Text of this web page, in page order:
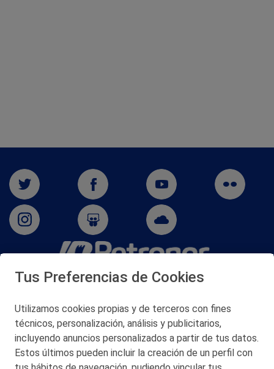
San Martín 5-Edificio Muñatones,
© 2026 Petronor S.A.
Tus Preferencias de Cookies
Utilizamos cookies propias y de terceros con fines
técnicos, personalización, análisis y publicitarios,
incluyendo anuncios personalizados a partir de tus datos.
Estos últimos pueden incluir la creación de un perfil con